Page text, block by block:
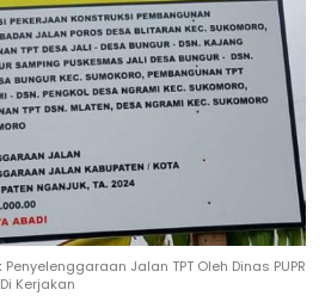
Jalan TPT Oleh Dinas PUPR
Kerjakan